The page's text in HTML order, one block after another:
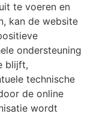
te voeren en
kan de website
ondersteuning
blijft,
technische
de online
wordt